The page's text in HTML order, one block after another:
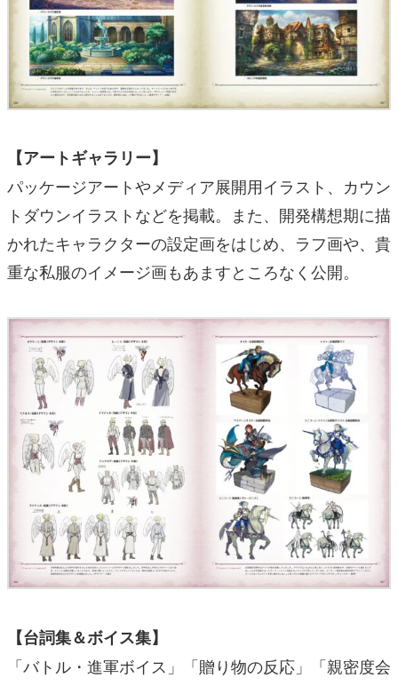
【アートギャラリー】
パッケージアートやメディア展開用イラスト、カウン
トダウンイラストなどを掲載。また、開発構想期に描
かれたキャラクターの設定画をはじめ、ラフ画や、貴
重な私服のイメージ画もあますところなく公開。
【台詞集＆ボイス集】
「バトル・進軍ボイス」「贈り物の反応」「親密度会